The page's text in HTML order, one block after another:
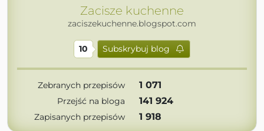
Zacisze kuchenne
zaciszekuchenne.blogspot.com
10 Subskrybuj blog
Zebranych przepisów 1 071
Przejść na bloga 141 924
Zapisanych przepisów 1 918